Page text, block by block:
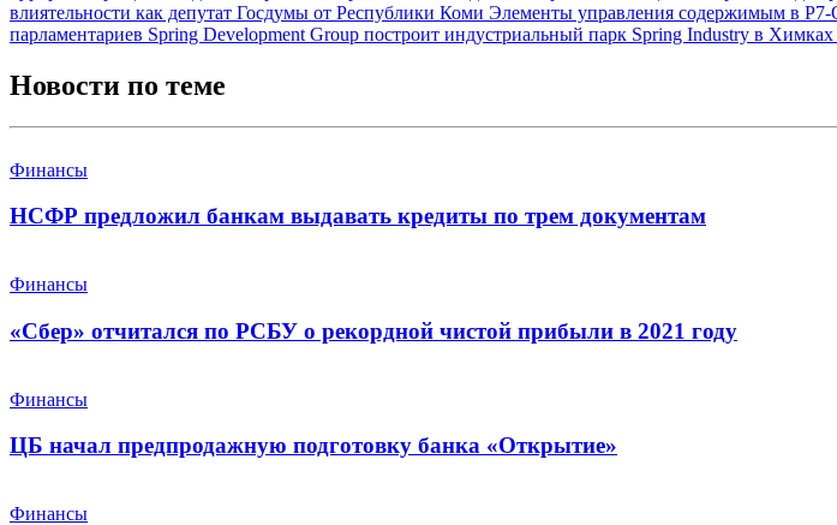
влиятельности как депутат Госдумы от Республики Коми Элементы управления содержимым в
парламентариев Spring Development Group построит индустриальный парк Spring Industry в
Новости по теме
Финансы
НСФР предложил банкам выдавать кредиты по трем документам
Финансы
«Сбер» отчитался по РСБУ о рекордной чистой прибыли в 2021 году
Финансы
ЦБ начал предпродажную подготовку банка «Открытие»
Финансы